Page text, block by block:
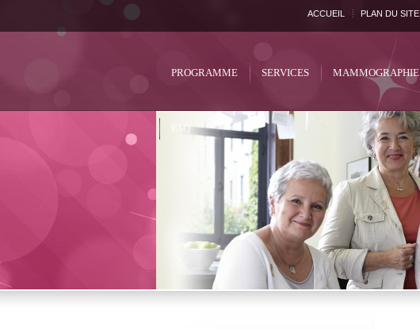
ACCUEIL PLAN DU SITE
PROGRAMME SERVICES MAMMOGRAPHIE
FAQ